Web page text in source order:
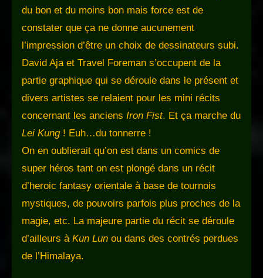
du bon et du moins bon mais force est de
constater que ça ne donne aucunement
l’impression d’être un choix de dessinateurs subi.
David Aja et Travel Foreman s’occupent de la
partie graphique qui se déroule dans le présent et
divers artistes se relaient pour les mini récits
concernant les anciens Iron Fist. Et ça marche du
Lei Kung! Euh…du tonnerre !
On en oublierait qu’on est dans un comics de
super héros tant on est plongé dans un récit
d’heroic fantasy orientale à base de tournois
mystiques, de pouvoirs parfois plus proches de la
magie, etc. La majeure partie du récit se déroule
d’ailleurs à Kun Lun ou dans des contrés perdues
de l’Himalaya.